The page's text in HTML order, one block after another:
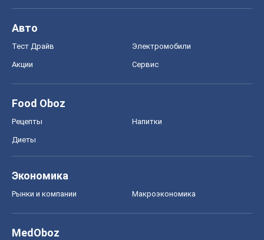
Авто
Тест Драйв Электромобили
Акции Сервис
Food Oboz
Рецепты Напитки
Диеты
Экономика
Рынки и компании Mакроэкономика
MedOboz